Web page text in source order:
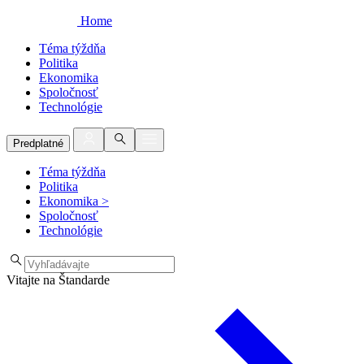
Home
Téma týždňa
Politika
Ekonomika
Spoločnosť
Technológie
Predplatné
Téma týždňa
Politika
Ekonomika >
Spoločnosť
Technológie
Vitajte na Štandarde